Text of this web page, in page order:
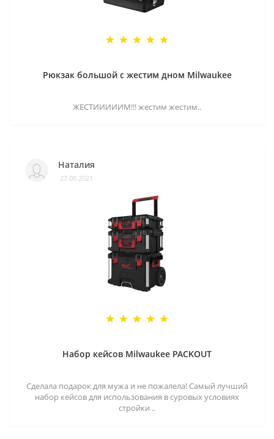
Рюкзак большой с жестим дном Milwaukee
ЖЕСТИИИИИМ!!! жестим жестим..
Наталия
27.08.2021
Набор кейсов Milwaukee PACKOUT
Сделала подарок для мужа и не пожалела! Самый лучший
набор кейсов для использования в суровых условиях
стройки ..